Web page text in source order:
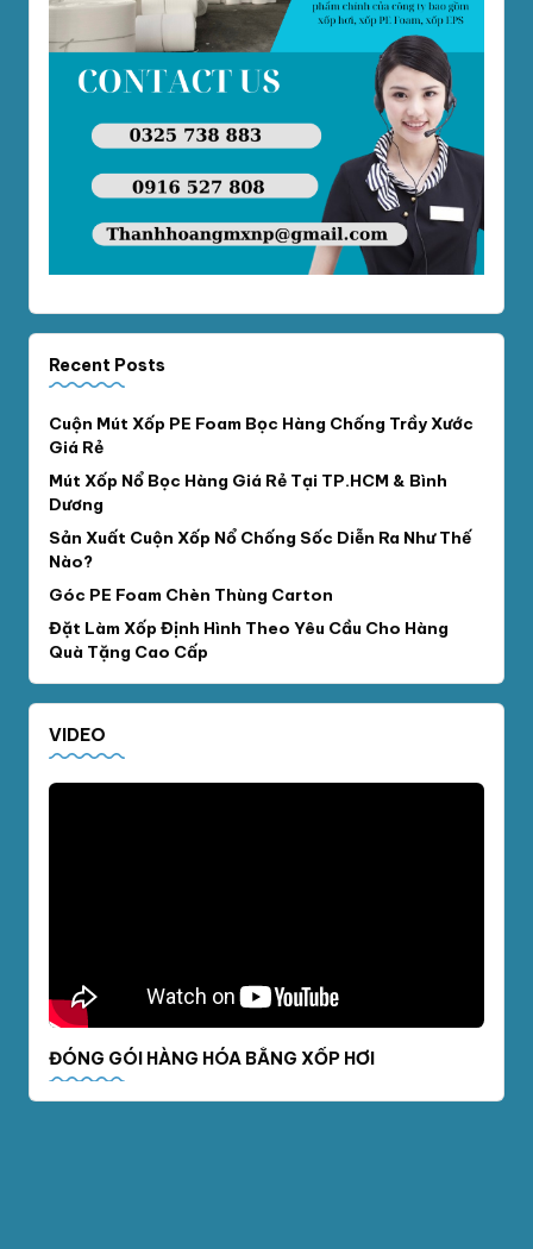
Recent Posts
Cuộn Mút Xốp PE Foam Bọc Hàng Chống Trầy Xước
Giá Rẻ
Mút Xốp Nổ Bọc Hàng Giá Rẻ Tại TP.HCM & Bình
Dương
Sản Xuất Cuộn Xốp Nổ Chống Sốc Diễn Ra Như Thế
Nào?
Góc PE Foam Chèn Thùng Carton
Đặt Làm Xốp Định Hình Theo Yêu Cầu Cho Hàng
Quà Tặng Cao Cấp
VIDEO
ĐÓNG GÓI HÀNG HÓA BẰNG XỐP HƠI